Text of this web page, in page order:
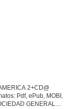
2+CD@
Pdf, ePub, MOBI,
GENERAL